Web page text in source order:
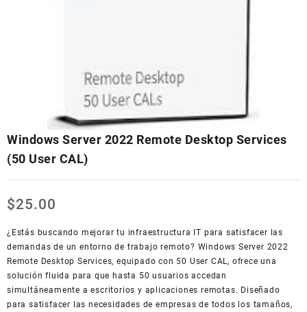
Windows Server 2022 Remote Desktop Services
(50 User CAL)
$25.00
¿Estás buscando mejorar tu infraestructura IT para satisfacer las
demandas de un entorno de trabajo remoto? Windows Server 2022
Remote Desktop Services, equipado con 50 User CAL, ofrece una
solución fluida para que hasta 50 usuarios accedan
simultáneamente a escritorios y aplicaciones remotas. Diseñado
para satisfacer las necesidades de empresas de todos los tamaños,